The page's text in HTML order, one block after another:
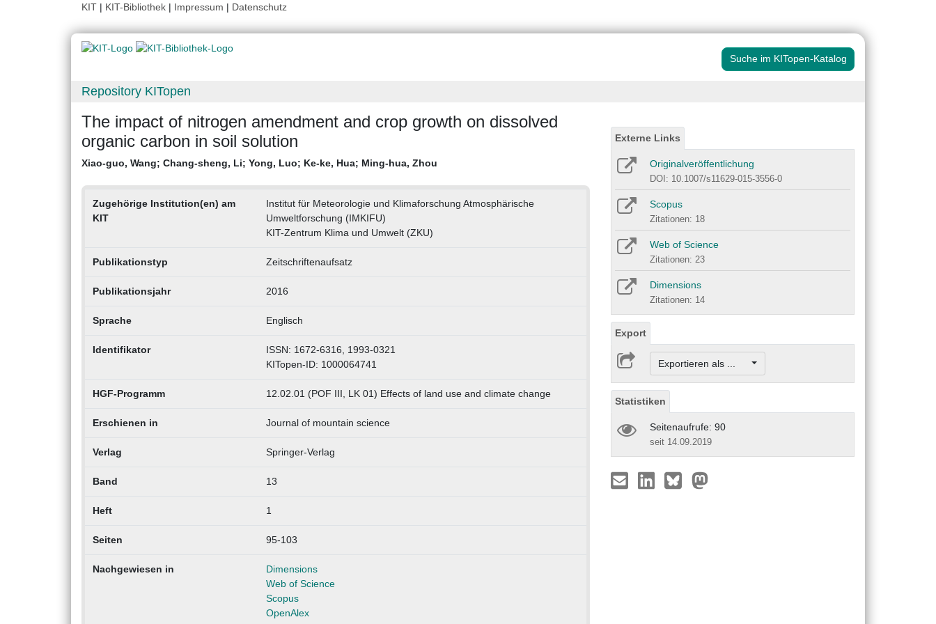
KIT | KIT-Bibliothek | Impressum | Datenschutz
Suche im KITopen-Katalog
Repository KITopen
The impact of nitrogen amendment and crop growth on dissolved
organic carbon in soil solution
Xiao-guo, Wang; Chang-sheng, Li; Yong, Luo; Ke-ke, Hua; Ming-hua, Zhou
Zugehörige Institution(en) am
KIT
Institut für Meteorologie und Klimaforschung Atmosphärische
Umweltforschung (IMKIFU)
KIT-Zentrum Klima und Umwelt (ZKU)
Publikationstyp Zeitschriftenaufsatz
Publikationsjahr 2016
Sprache Englisch
Identifikator
ISSN: 1672-6316, 1993-0321
KITopen-ID: 1000064741
HGF-Programm 12.02.01 (POF III, LK 01) Effects of land use and climate change
Erschienen in Journal of mountain science
Verlag Springer-Verlag
Band 13
Heft 1
Seiten 95-103
Nachgewiesen in
Dimensions
Web of Science
Scopus
OpenAlex
Externe Links
Originalveröffentlichung
DOI: 10.1007/s11629-015-3556-0
Scopus
Zitationen: 18
Web of Science
Zitationen: 23
Dimensions
Zitationen: 14
Export
Exportieren als ...
Statistiken
Seitenaufrufe: 90
seit 14.09.2019